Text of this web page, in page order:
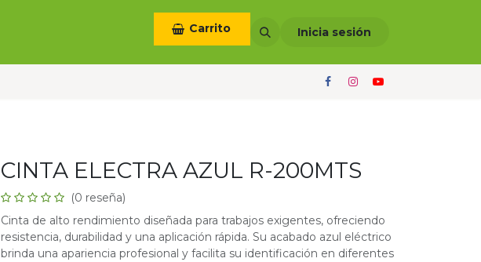
Términos y condiciones
Carrito Inicia sesión
CINTA ELECTRA AZUL R-200MTS
(0 reseña)
Cinta de alto rendimiento diseñada para trabajos exigentes, ofreciendo
resistencia, durabilidad y una aplicación rápida. Su acabado azul eléctrico
brinda una apariencia profesional y facilita su identificación en diferentes